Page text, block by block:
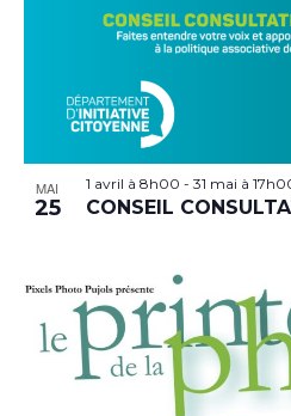
MAI
25
1 avril à 8h00 - 31 mai à
CONSEIL